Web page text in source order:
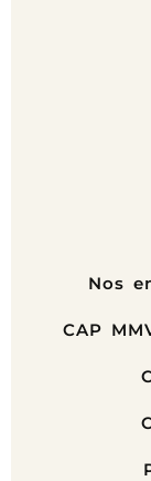
Nos
CAP